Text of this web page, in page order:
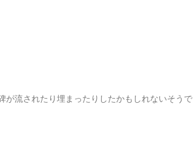
が流されたり埋まったりしたかもしれないそうで